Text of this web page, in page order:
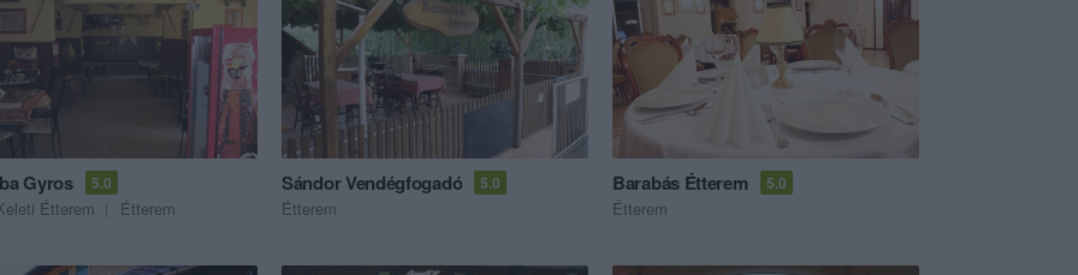
Gyros 5.0
Étterem Étterem
Sándor Vendégfogadó 5.0
Étterem
Barabás Étterem 5.0
Étterem